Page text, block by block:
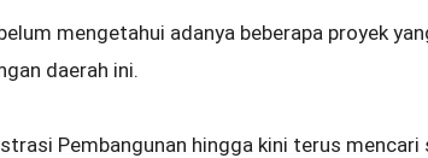
mengetahui adanya beberapa proyek
daerah ini.
Pembangunan hingga kini terus